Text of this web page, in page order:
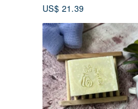
US$ 21.39